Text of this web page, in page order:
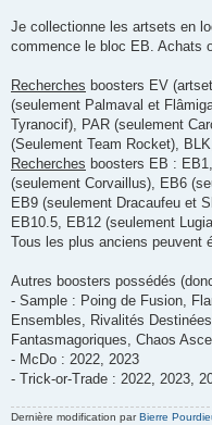
Je collectionne les artsets en
commence le bloc EB. Achats
Recherches boosters EV
(seulement Palmaval et
Tyranocif), PAR (seulement
(Seulement Team Rocket),
Recherches boosters EB :
(seulement Corvaillus), EB6
EB9 (seulement Dracaufeu et
EB10.5, EB12 (seulement
Tous les plus anciens peuvent
Autres boosters possédés
- Sample : Poing de Fusion,
Ensembles, Rivalités
Fantasmagoriques, Chaos
- McDo : 2022, 2023
- Trick-or-Trade : 2022, 2023,
Dernière modification parBierre